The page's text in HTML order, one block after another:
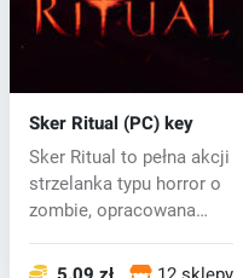
Sker Ritual (PC) key
Sker Ritual to pełna akcji
strzelanka typu horror o
zombie, opracowana